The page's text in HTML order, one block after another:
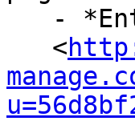
   <